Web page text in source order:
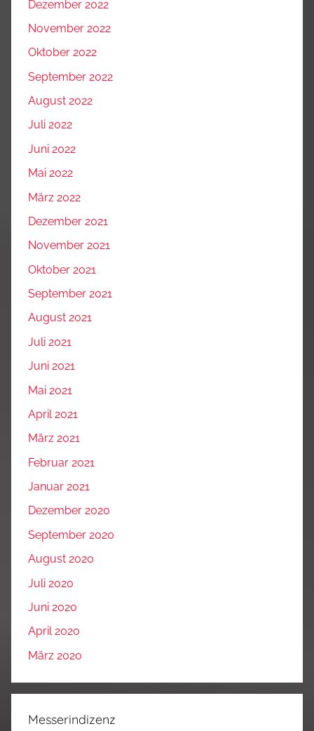
Dezember 2022
November 2022
Oktober 2022
September 2022
August 2022
Juli 2022
Juni 2022
Mai 2022
März 2022
Dezember 2021
November 2021
Oktober 2021
September 2021
August 2021
Juli 2021
Juni 2021
Mai 2021
April 2021
März 2021
Februar 2021
Januar 2021
Dezember 2020
September 2020
August 2020
Juli 2020
Juni 2020
April 2020
März 2020
Messerindizenz